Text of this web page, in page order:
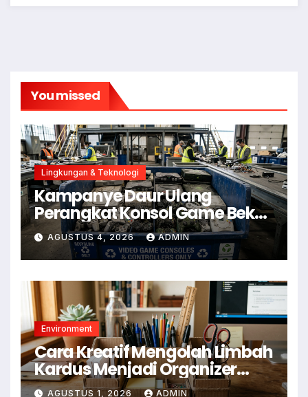
You missed
Lingkungan & Teknologi
Kampanye Daur Ulang
Perangkat Konsol Game Bekas
untuk Kurangi E-Waste
AGUSTUS 4, 2026 ADMIN
Environment
Cara Kreatif Mengolah Limbah
Kardus Menjadi Organizer
Meja
AGUSTUS 1, 2026 ADMIN